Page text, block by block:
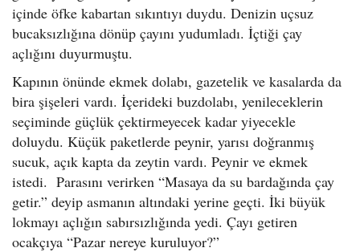
içinde öfke kabartan sıkıntıyı duydu. Denizin uçsuz
bucaksızlığına dönüp çayını yudumladı. İçtiği çay
açlığını duyurmuştu.
Kapının önünde ekmek dolabı, gazetelik ve kasalarda da
bira şişeleri vardı. İçerideki buzdolabı, yenileceklerin
seçiminde güçlük çektirmeyecek kadar yiyecekle
doluydu. Küçük paketlerde peynir, yarısı doğranmış
sucuk, açık kapta da zeytin vardı. Peynir ve ekmek
istedi. Parasını verirken “Masaya da su bardağında çay
getir.” deyip asmanın altındaki yerine geçti. İki büyük
lokmayı açlığın sabırsızlığında yedi. Çayı getiren
ocakçıya “Pazar nereye kuruluyor?”